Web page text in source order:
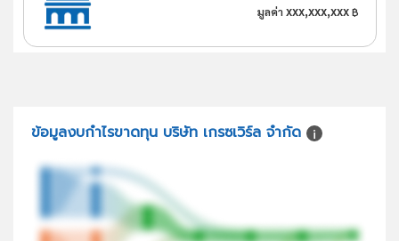
มูลค่า xxx,xxx,xxx ฿
ข้อมูลงบกำไรขาดทุน บริษัท เกรซเวิร์ล จำกัด